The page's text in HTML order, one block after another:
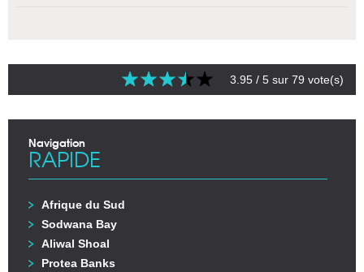
3.95 / 5 sur 79 vote(s)
Navigation
RAPIDE
Afrique du Sud
Sodwana Bay
Aliwal Shoal
Protea Banks